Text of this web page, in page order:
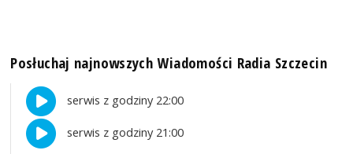
Posłuchaj najnowszych Wiadomości Radia Szczecin
serwis z godziny 22:00
serwis z godziny 21:00